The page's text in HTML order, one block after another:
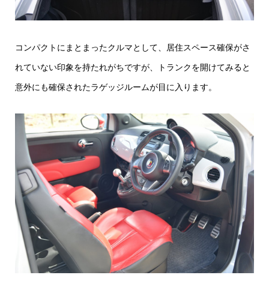
コンパクトにまとまったクルマとして、居住スペース確保がさ
れていない印象を持たれがちですが、トランクを開けてみると
意外にも確保されたラゲッジルームが目に入ります。